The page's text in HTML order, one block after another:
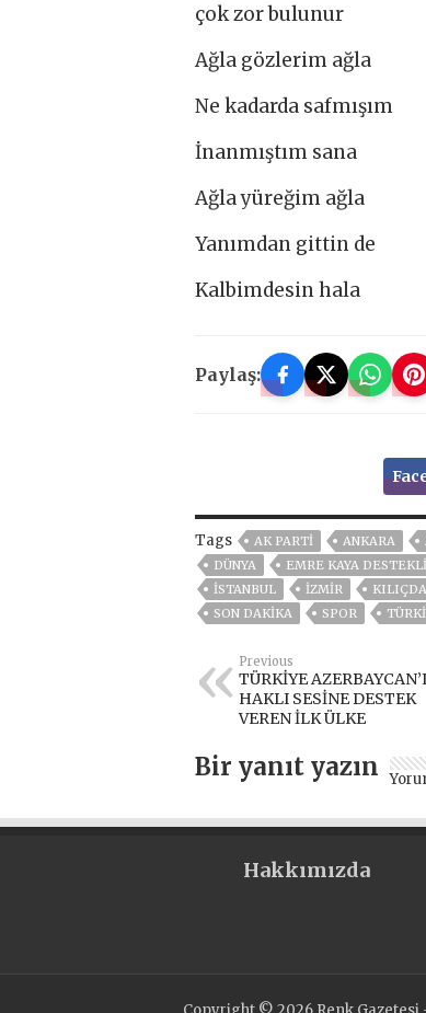
çok zor bulunur
Ağla gözlerim ağla
Ne kadarda safmışım
İnanmıştım sana
Ağla yüreğim ağla
Yanımdan gittin de
Kalbimdesin hala
Paylaş:
Tags AK PARTİ ANKARA
DÜNYA
EMRE KAYA
ISTANBUL
İZMIR
SON DAKIKA
SPOR
Previous
TÜRKİYE
HAKLI SESİNE DESTEK
VEREN İLK ÜLKE
Bir yanıt yazın
Hakkımızda